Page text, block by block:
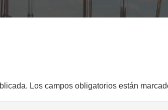
Los campos obligatorios están